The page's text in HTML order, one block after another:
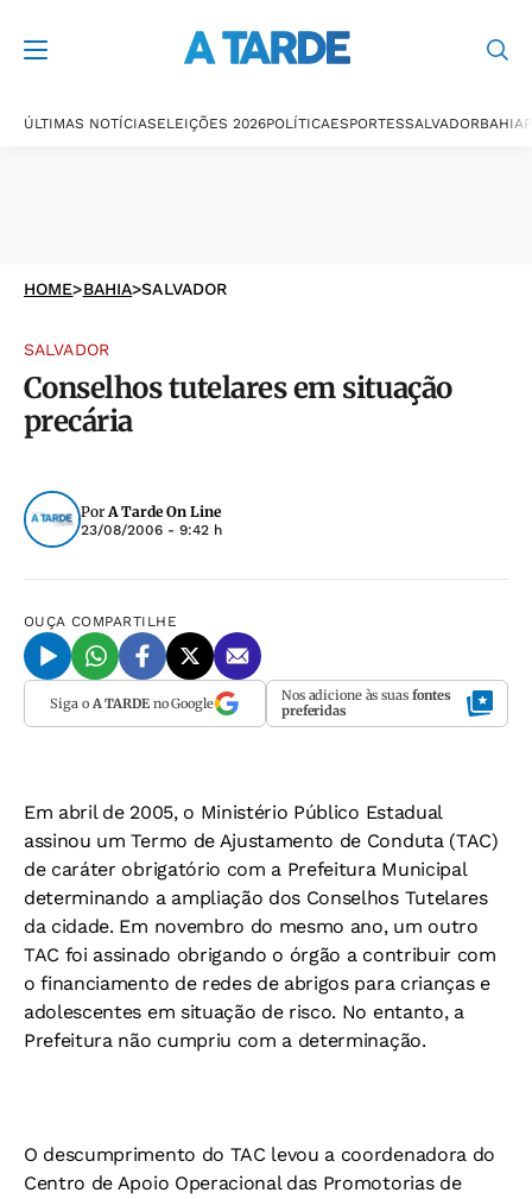
ÚLTIMAS NOTÍCIASELEIÇÕES 2026POLÍTICAESPORTESSALVADORBAHIA
HOME>BAHIA>SALVADOR
SALVADOR
Conselhos tutelares em situação
precária
PorA Tarde On Line
23/08/2006 - 9:42 h
OUÇA COMPARTILHE
Siga o A TARDEno Google Nos adicione às suas fontes
preferidas
Em abril de 2005, o Ministério Público Estadual
assinou um Termo de Ajustamento de Conduta (TAC)
de caráter obrigatório com a Prefeitura Municipal
determinando a ampliação dos Conselhos Tutelares
da cidade. Em novembro do mesmo ano, um outro
TAC foi assinado obrigando o órgão a contribuir com
o financiamento de redes de abrigos para crianças e
adolescentes em situação de risco. No entanto, a
Prefeitura não cumpriu com a determinação.
O descumprimento do TAC levou a coordenadora do
Centro de Apoio Operacional das Promotorias de